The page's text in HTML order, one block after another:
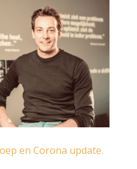
en Corona update.